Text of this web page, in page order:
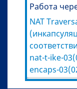
Работа
NAT
nat-t-ike-
encaps-